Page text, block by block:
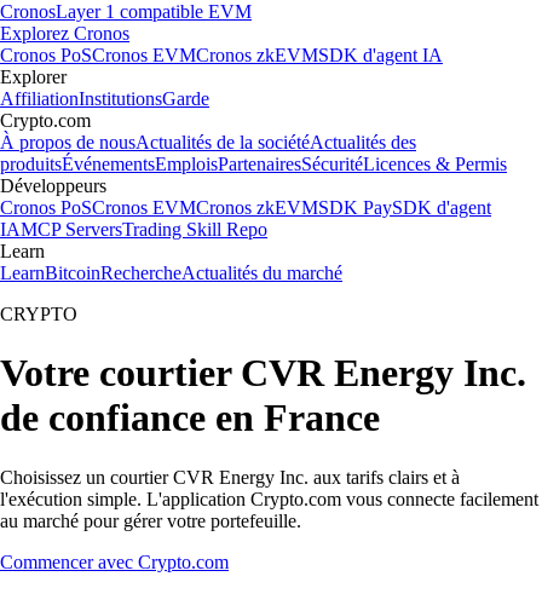
CronosLayer 1 compatible EVM
Explorez Cronos
Cronos PoSCronos EVMCronos zkEVMSDK d'agent IA
Explorer
AffiliationInstitutionsGarde
Crypto.com
À propos de nousActualités de la sociétéActualités des
produitsÉvénementsEmploisPartenairesSécuritéLicences & Permis
Développeurs
Cronos PoSCronos EVMCronos zkEVMSDK PaySDK d'agent
IAMCP ServersTrading Skill Repo
Learn
LearnBitcoinRechercheActualités du marché
CRYPTO
Votre courtier CVR Energy Inc.
de confiance en France
Choisissez un courtier CVR Energy Inc. aux tarifs clairs et à
l'exécution simple. L'application Crypto.com vous connecte facilement
au marché pour gérer votre portefeuille.
Commencer avec Crypto.com